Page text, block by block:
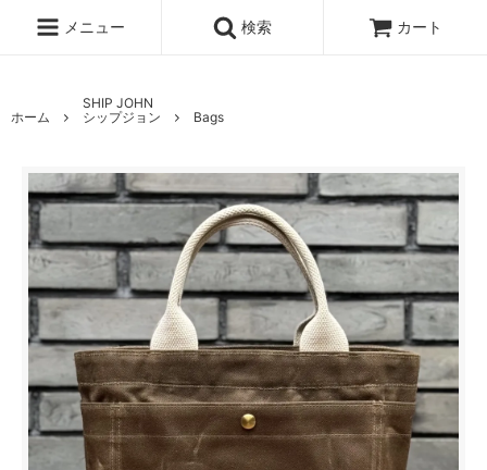
メニュー 検索 カート
ホーム
SHIP JOHN
シップジョン
Bags